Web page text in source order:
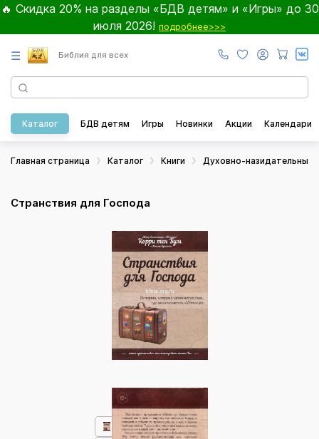
🔥 Скидка 20% на разделы «БДВ детям» и «Игры» до 30
июля 2026! подробнее>>>
☰ Библия для всех
Каталог БДВ детям Игры Новинки Акции Календари
Главная страница Каталог Книги Духовно-назидательные
Странствия для Господа